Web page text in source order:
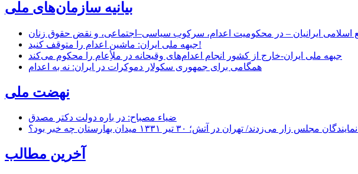
بیانیه سازمان‌های ملی
اسلامی ایرانیان – در محکومیت اعدام، سرکوب سیاسی–اجتماعی، و نقض حقوق زنان
جبهه ملی ایران: ماشین اعدام را متوقف کنید!
جبهه ملی ایران-خارج از کشور انجام اعدام‌های وقیحانه در ملأِعام را محکوم می‌کند
همگامی برای جمهوری سکولار دموکرات در ایران: نه به اعدام
نهضت ملی
ضیاء مصباح: در باره دولت دکتر مصدق
می‌زدند/ تهران در آتش؛ ۳۰ تیر ۱۳۳۱ میدان بهارستان چه خبر بود؟
آخرین مطالب